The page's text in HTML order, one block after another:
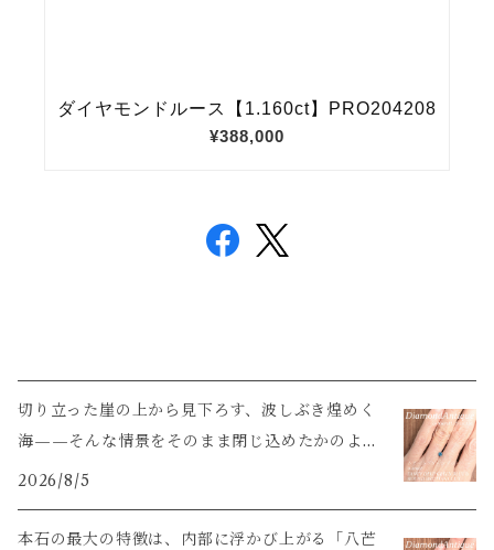
切り立った崖の上から見下ろす、波しぶき煌めく
海——そんな情景をそのまま閉じ込めたかのよう
な輝き
2026/8/5
本石の最大の特徴は、内部に浮かび上がる「八芒